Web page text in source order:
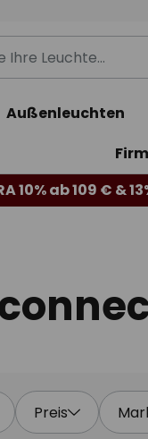
Außenleuchten
10% ab 109 € &
Preis